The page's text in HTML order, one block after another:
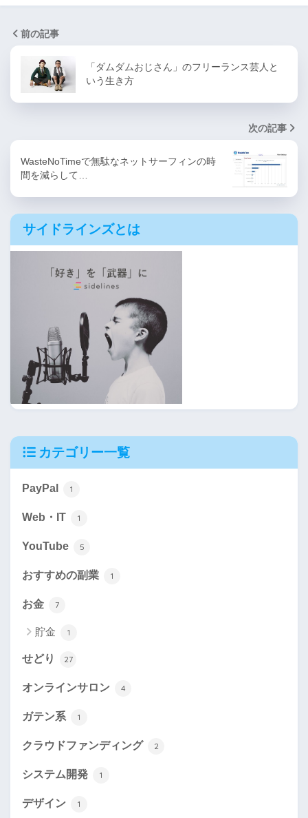
前の記事
「ダムダムおじさん」のフリーランス芸人と
いう生き方
次の記事
WasteNoTimeで無駄なネットサーフィンの時
間を減らして…
サイドラインズとは
カテゴリー一覧
PayPal 1
Web・IT 1
YouTube 5
おすすめの副業 1
お金 7
貯金 1
せどり 27
オンラインサロン 4
ガテン系 1
クラウドファンディング 2
システム開発 1
デザイン 1